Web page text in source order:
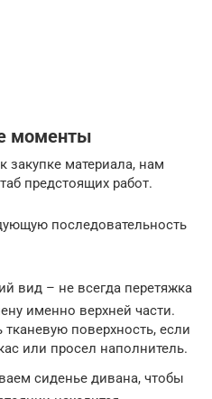
моменты
закупке материала, нам
предстоящих работ.
последовательность
вид – не всегда перетяжка
именно верхней части.
поверхность, если
или просел наполнитель.
сиденье дивана, чтобы